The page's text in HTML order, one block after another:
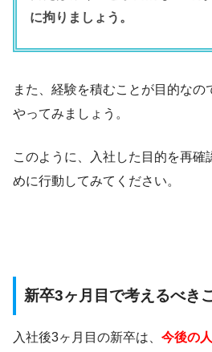
に拘りましょう。
また、経験を積むことが目的なの
やってみましょう。
このように、入社した目的を再確
めに行動してみてください。
新卒3ヶ月目で考えるべき
入社後3ヶ月目の新卒は、 今後の